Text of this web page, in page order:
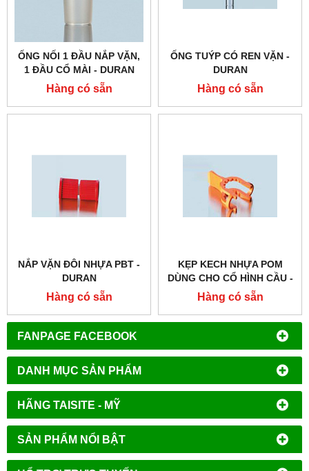
FANPAGE FACEBOOK
DANH MỤC SẢN PHẨM
HÃNG TAISITE - MỸ
SẢN PHẨM NỔI BẬT
ỐNG NỐI 1 ĐẦU NẮP VẶN,
1 ĐẦU CỔ MÀI - DURAN
Hàng có sẵn
ỐNG TUÝP CÓ REN VẶN -
DURAN
Hàng có sẵn
NẮP VẶN ĐÔI NHỰA PBT -
DURAN
Hàng có sẵn
KẸP KECH NHỰA POM
DÙNG CHO CỔ HÌNH CẦU -
DURAN
Hàng có sẵn